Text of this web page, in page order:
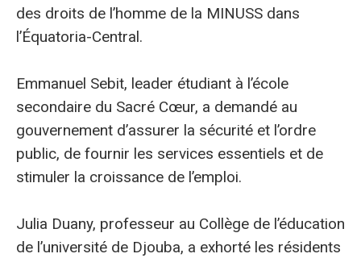
des droits de l’homme de la MINUSS dans
l’Équatoria-Central.
Emmanuel Sebit, leader étudiant à l’école
secondaire du Sacré Cœur, a demandé au
gouvernement d’assurer la sécurité et l’ordre
public, de fournir les services essentiels et de
stimuler la croissance de l’emploi.
Julia Duany, professeur au Collège de l’éducation
de l’université de Djouba, a exhorté les résidents